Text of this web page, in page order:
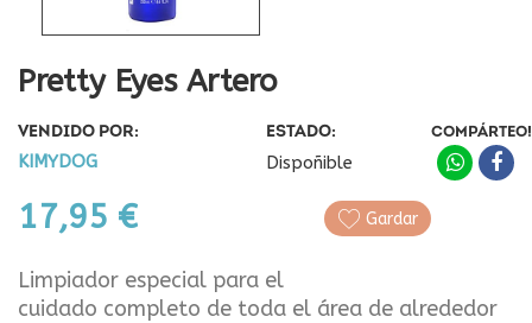
Pretty Eyes Artero
VENDIDO POR:
KIMYDOG
ESTADO:
Dispoñible
17,95 €
COMPÁRTEO!
Gardar
Limpiador especial para el
cuidado completo de toda el área de alrededor